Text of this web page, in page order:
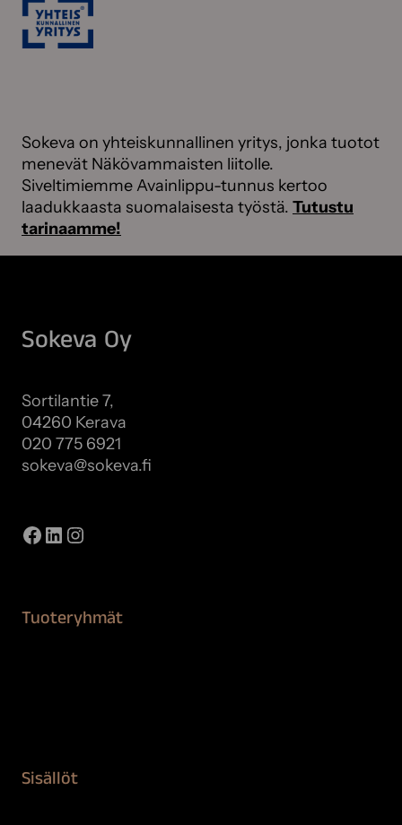
Sokeva on yhteiskunnallinen yritys, jonka tuotot
menevät Näkövammaisten liitolle.
Siveltimiemme Avainlippu-tunnus kertoo
laadukkaasta suomalaisesta työstä. Tutustu
tarinaamme!
Sokeva Oy
Sortilantie 7,
04260 Kerava
020 775 6921
sokeva@sokeva.fi
Facebook
LinkedIn
Instagram
Tuoteryhmät
Sisällöt